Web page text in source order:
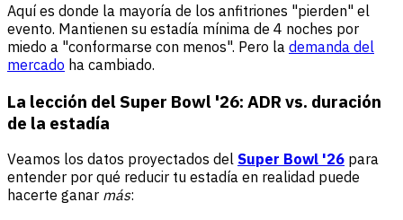
Aquí es donde la mayoría de los anfitriones "pierden" el
evento. Mantienen su estadía mínima de 4 noches por
miedo a "conformarse con menos". Pero la demanda del
mercado ha cambiado.
La lección del Super Bowl '26: ADR vs. duración
de la estadía
Veamos los datos proyectados del Super Bowl '26 para
entender por qué reducir tu estadía en realidad puede
hacerte ganar más: